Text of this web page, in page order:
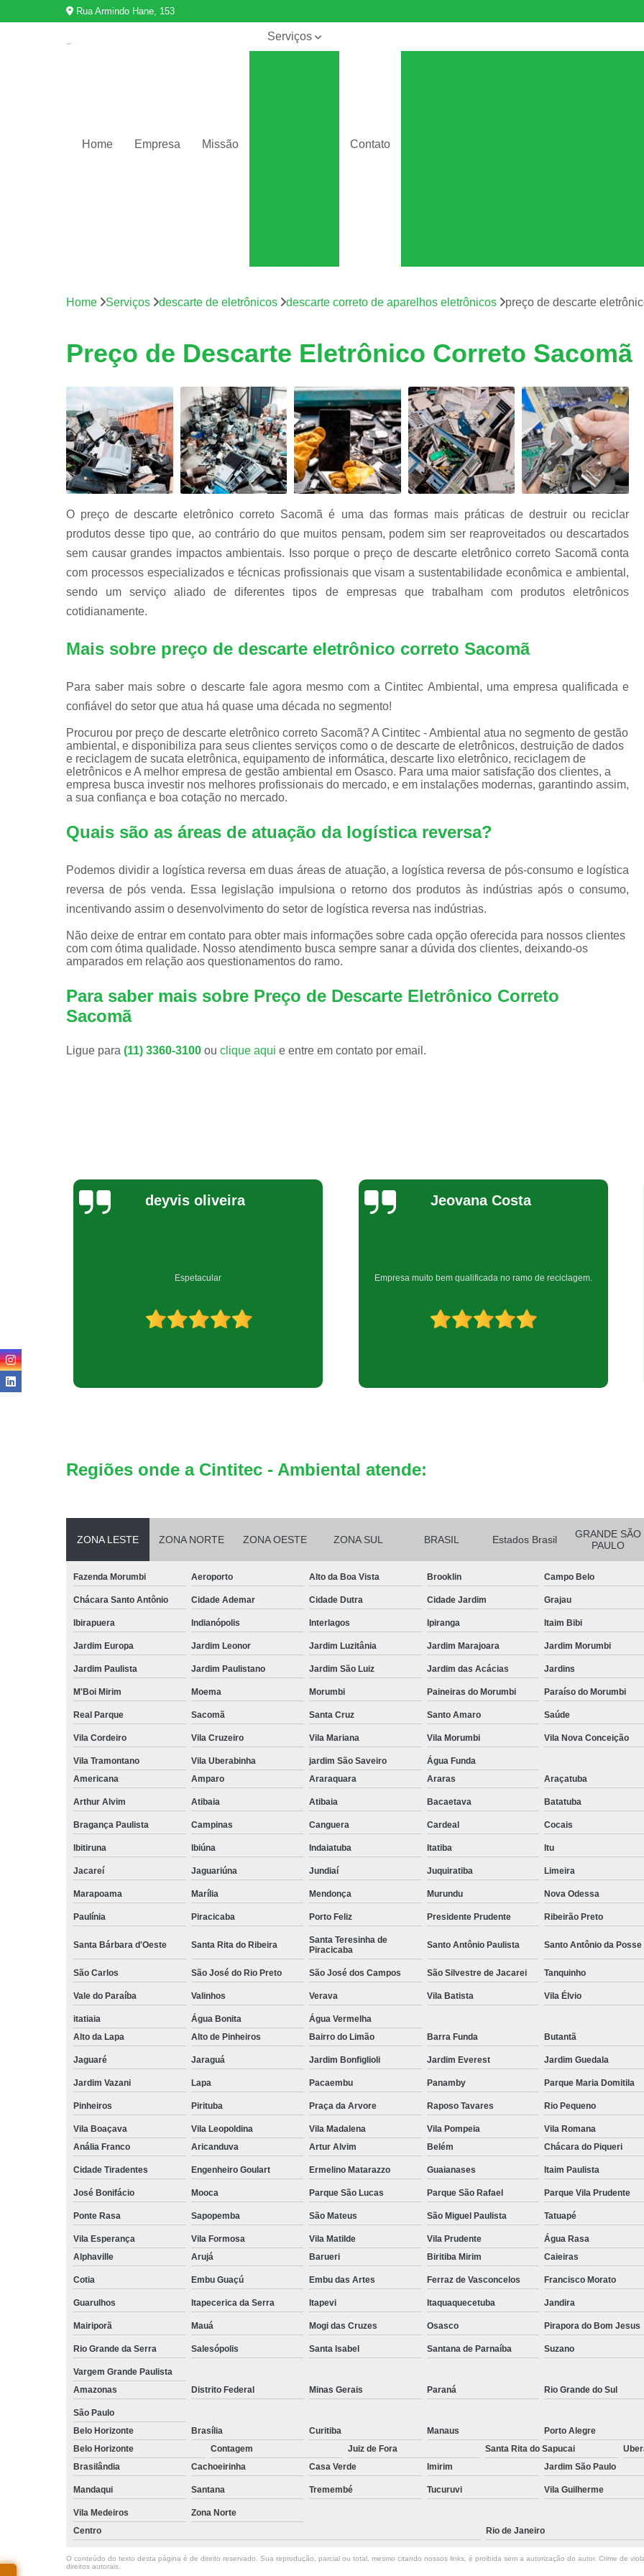
Rua Armindo Hane, 153
Home Empresa Missão
Serviços
de eletrônicos
informática
de placas
Reciclagens
de baterias
Contato
Descarte Equipamentos de
Destruição de Armazenadores
Destruição de Dados e Hd's
Destruição de Dados Trituração
Destruição de Fita Magnética
Destruição
Destruição de Documentos
Destruição Documentos Confidenciais
Destruição Documentos
Destruir Documentos Confidenciais
Equipamentos de Informática
Equipamentos de Informática para Empresa
Empresas Logística Reversa
Logística Reversa de Eletrônicos
Empresa de Reciclagem Eletrônica
Reciclagem Componentes Eletrônicos
Reciclagem de Lixos Eletrônicos
Reciclagem Equipamentos
Reciclagem Placas Circuito
Reciclagem de Bateria Celular
Reciclagem de Bateria de Celular
Home Serviços descarte de eletrônicos descarte correto de aparelhos eletrônicos preço de descarte
Preço de Descarte Eletrônico Correto Sacomã
O preço de descarte eletrônico correto Sacomã é uma das formas mais práticas de destruir ou reciclar
produtos desse tipo que, ao contrário do que muitos pensam, podem sim ser reaproveitados ou descartados
sem causar grandes impactos ambientais. Isso porque o preço de descarte eletrônico correto Sacomã conta
com processos especializados e técnicas profissionais que visam a sustentabilidade econômica e ambiental,
sendo um serviço aliado de diferentes tipos de empresas que trabalham com produtos eletrônicos
cotidianamente.
Mais sobre preço de descarte eletrônico correto Sacomã
Para saber mais sobre o descarte fale agora mesmo com a Cintitec Ambiental, uma empresa qualificada e
confiável do setor que atua há quase uma década no segmento!
Procurou por preço de descarte eletrônico correto Sacomã? A Cintitec - Ambiental atua no segmento de gestão
ambiental, e disponibiliza para seus clientes serviços como o de descarte de eletrônicos, destruição de dados
e reciclagem de sucata eletrônica, equipamento de informática, descarte lixo eletrônico, reciclagem de
eletrônicos e A melhor empresa de gestão ambiental em Osasco. Para uma maior satisfação dos clientes, a
empresa busca investir nos melhores profissionais do mercado, e em instalações modernas, garantindo assim,
a sua confiança e boa cotação no mercado.
Quais são as áreas de atuação da logística reversa?
Podemos dividir a logística reversa em duas áreas de atuação, a logística reversa de pós-consumo e logística
reversa de pós venda. Essa legislação impulsiona o retorno dos produtos às indústrias após o consumo,
incentivando assim o desenvolvimento do setor de logística reversa nas indústrias.
Não deixe de entrar em contato para obter mais informações sobre cada opção oferecida para nossos clientes
com com ótima qualidade. Nosso atendimento busca sempre sanar a dúvida dos clientes, deixando-os
amparados em relação aos questionamentos do ramo.
Para saber mais sobre Preço de Descarte Eletrônico Correto
Sacomã
Ligue para (11) 3360-3100 ou clique aqui e entre em contato por email.
Jeovana Costa
Empresa muito bem qualificada no ramo de reciclagem.
Bel Araujo
Muito boa
Regiões onde a Cintitec - Ambiental atende:
ZONA LESTE ZONA NORTE ZONA OESTE ZONA SUL BRASIL Estados Brasil
GRANDE SÃO
PAULO
Fazenda Morumbi Aeroporto Alto da Boa Vista Brooklin Campo Belo
Chácara Santo Antônio Cidade Ademar Cidade Dutra Cidade Jardim Grajau
Ibirapuera Indianópolis Interlagos Ipiranga Itaim Bibi
Jardim Europa Jardim Leonor Jardim Luzitânia Jardim Marajoara Jardim Morumbi
Jardim Paulista Jardim Paulistano Jardim São Luiz Jardim das Acácias Jardins
M'Boi Mirim Moema Morumbi Paineiras do Morumbi Paraíso do Morumbi
Real Parque Sacomã Santa Cruz Santo Amaro Saúde
Vila Cordeiro Vila Cruzeiro Vila Mariana Vila Morumbi Vila Nova Conceição
Vila Tramontano Vila Uberabinha jardim São Saveiro
Água Funda
Americana
Amparo Araraquara Araras Araçatuba
Arthur Alvim Atibaia Atibaia Bacaetava Batatuba
Bragança Paulista Campinas Canguera Cardeal Cocais
Ibitiruna Ibiúna Indaiatuba Itatiba Itu
Jacareí Jaguariúna Jundiaí Juquiratiba Limeira
Marapoama Marília Mendonça Murundu Nova Odessa
Paulínia Piracicaba Porto Feliz Presidente Prudente Ribeirão Preto
Santa Bárbara d'Oeste Santa Rita do Ribeira
Santa Teresinha de
Piracicaba
Santo Antônio Paulista Santo Antônio da Posse
São Carlos São José do Rio Preto São José dos Campos São Silvestre de Jacarei Tanquinho
Vale do Paraíba Valinhos Verava Vila Batista Vila Élvio
itatiaia Água Bonita
Água Vermelha
Alto da Lapa
Alto de Pinheiros Bairro do Limão Barra Funda Butantã
Jaguaré Jaraguá Jardim Bonfiglioli Jardim Everest Jardim Guedala
Jardim Vazani Lapa Pacaembu Panamby Parque Maria Domitila
Pinheiros Pirituba Praça da Arvore Raposo Tavares Rio Pequeno
Vila Boaçava Vila Leopoldina Vila Madalena Vila Pompeia Vila Romana
Anália Franco
Aricanduva Artur Alvim Belém Chácara do Piqueri
Cidade Tiradentes Engenheiro Goulart Ermelino Matarazzo Guaianases Itaim Paulista
José Bonifácio Mooca Parque São Lucas Parque São Rafael Parque Vila Prudente
Ponte Rasa Sapopemba São Mateus São Miguel Paulista Tatuapé
Vila Esperança Vila Formosa Vila Matilde Vila Prudente
Água Rasa
Alphaville
Arujá Barueri Biritiba Mirim Caieiras
Cotia Embu Guaçú Embu das Artes Ferraz de Vasconcelos Francisco Morato
Guarulhos Itapecerica da Serra Itapevi Itaquaquecetuba Jandira
Mairiporã Mauá Mogi das Cruzes Osasco Pirapora do Bom Jesus
Rio Grande da Serra Salesópolis Santa Isabel Santana de Parnaíba Suzano
Vargem Grande Paulista
Amazonas
Distrito Federal Minas Gerais Paraná Rio Grande do Sul
São Paulo
Belo Horizonte
Brasília Curitiba Manaus Porto Alegre
Belo Horizonte
Contagem Juiz de Fora Santa Rita do Sapucai
Brasilândia
Cachoeirinha Casa Verde Imirim Jardim São Paulo
Mandaqui Santana Tremembé Tucuruvi Vila Guilherme
Vila Medeiros
Zona Norte
Centro
Rio de Janeiro
O conteúdo do texto desta página é de direito reservado. Sua reprodução, parcial ou total, mesmo citando nossos links, é proibida sem a autorização do autor. Crime de
direitos autorais